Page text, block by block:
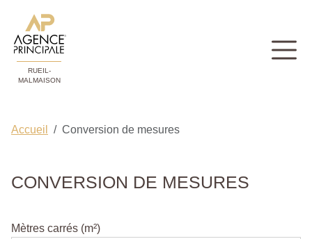
RUEIL-
MALMAISON
Accueil Conversion de mesures
CONVERSION DE MESURES
Mètres carrés (m²)